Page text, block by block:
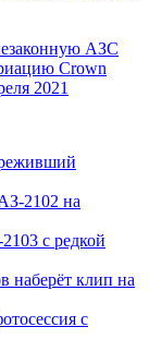
АЗС
Crown
2021
2102 на
с редкой
наберёт клип на
с